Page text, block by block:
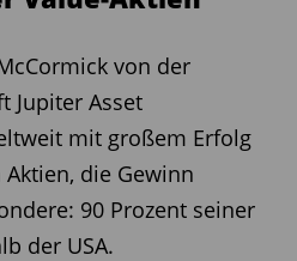
viel zu niedrig sind.
für das Gespräch.
von der
Jupiter Asset
mit großem Erfolg
die Gewinn
90 Prozent seiner
der USA.